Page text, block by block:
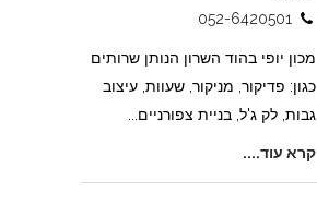
052-6420501
מכון יופי בהוד השרון הנותן שרותים
כגון: פדיקור, מניקור, שעוות, עיצוב
גבות, לק ג'ל, בניית צפורניים...
קרא עוד....